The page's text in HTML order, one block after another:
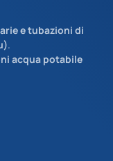
e tubazioni di
.
acqua potabile